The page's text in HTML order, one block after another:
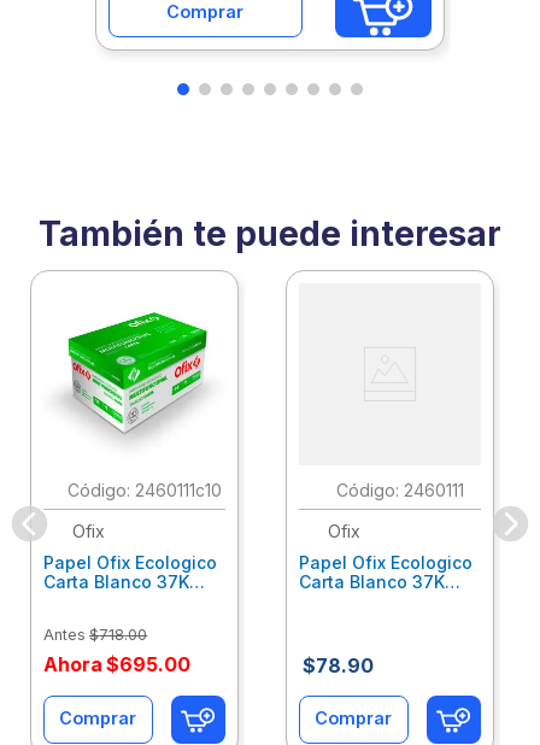
Comprar
También te puede interesar
: 2460111c10
Ofix
Papel Ofix Ecologico
Carta Blanco 37K
Antes $718.00
Ahora $695.00
Comprar
: 2460111
Ofix
Papel Ofix Ecologico
Carta Blanco 37K
$78.90
Comprar